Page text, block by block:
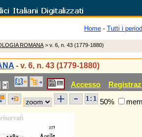
Home - Tutti i
ROMANA > v. 6, n. 43 (1779-1880)
- v. 6, n. 43 (1779-1880)
Accesso
50%